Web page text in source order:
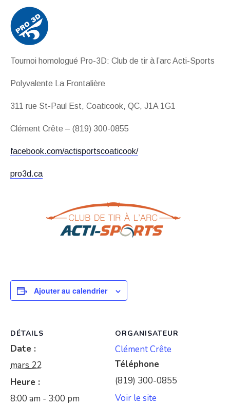
Tournoi homologué Pro-3D: Club de tir à l’arc Acti-Sports
Polyvalente La Frontalière
311 rue St-Paul Est, Coaticook, QC, J1A 1G1
Clément Crête – (819) 300-0855
facebook.com/actisportscoaticook/
pro3d.ca
Ajouter au calendrier
DÉTAILS
Date :
mars 22
Heure :
8:00 am - 3:00 pm
ORGANISATEUR
Clément Crête
Téléphone
(819) 300-0855
Voir le site